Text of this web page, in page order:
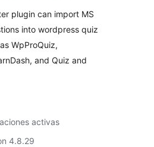
plugin can import MS
into wordpress quiz
WpProQuiz,
and Quiz and
activas
4.8.29